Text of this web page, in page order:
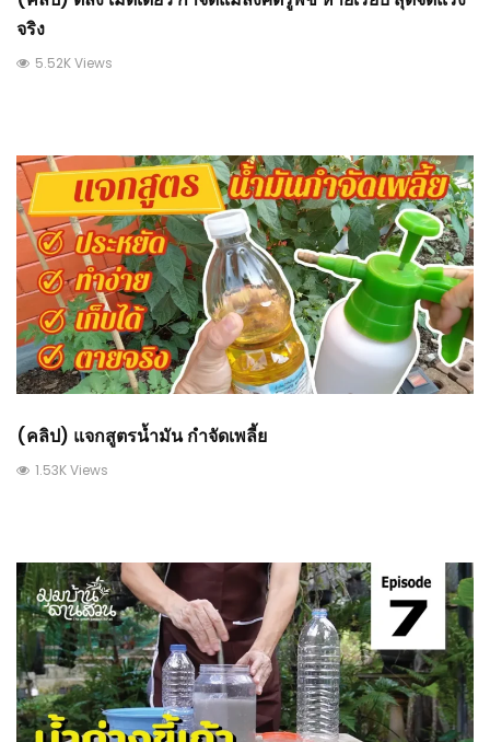
จริง
5.52K Views
(คลิป) แจกสูตรน้ำมัน กำจัดเพลี้ย
1.53K Views